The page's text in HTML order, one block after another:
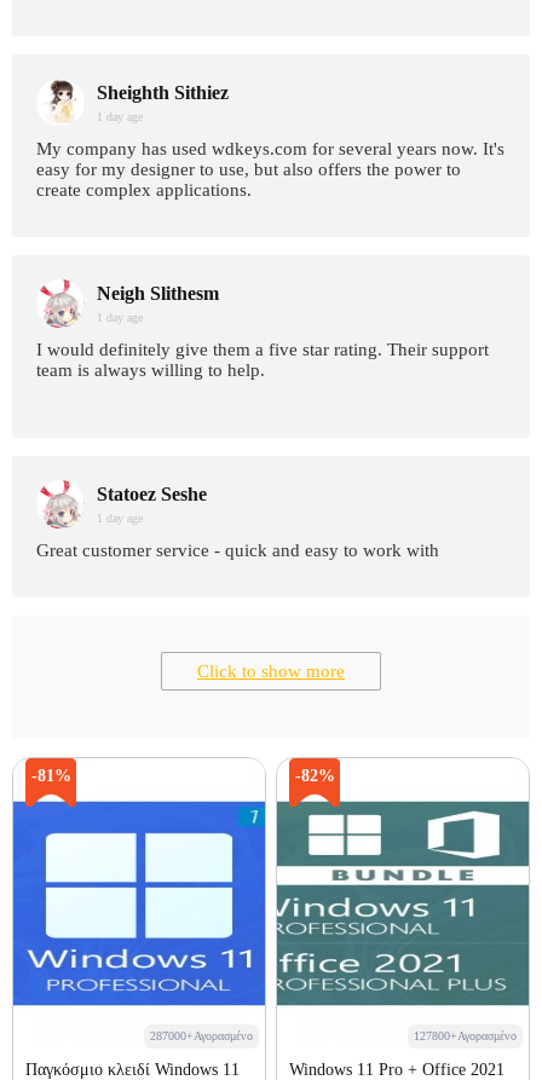
Sheighth Sithiez
1 day age
My company has used wdkeys.com for several years now. It's
easy for my designer to use, but also offers the power to
create complex applications.
Neigh Slithesm
1 day age
I would definitely give them a five star rating. Their support
team is always willing to help.
Statoez Seshe
1 day age
Great customer service - quick and easy to work with
Click to show more
-81%
287000+Αγορασμένο
Παγκόσμιο κλειδί Windows 11
-82%
127800+Αγορασμένο
Windows 11 Pro + Office 2021